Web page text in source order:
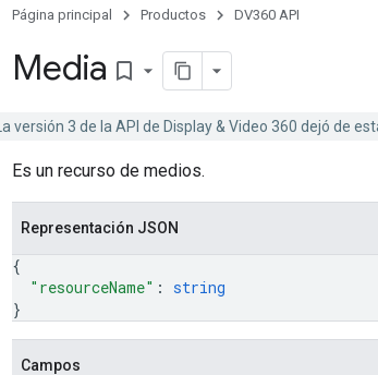
Página principal Productos DV360 API
Media bookmark_border
La versión 3 de la API de Display & Video 360 dejó de
Es un recurso de medios.
Representación JSON
{
"resourceName" : string
}
Campos